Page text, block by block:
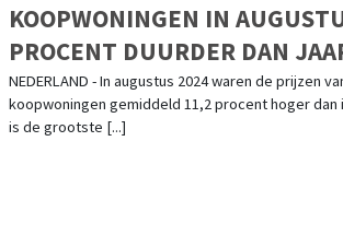
KOOPWONINGEN IN
PROCENT DUURDER DAN
NEDERLAND - In augustus 2024 waren de prijzen
koopwoningen gemiddeld 11,2 procent hoger dan
is de grootste [...]